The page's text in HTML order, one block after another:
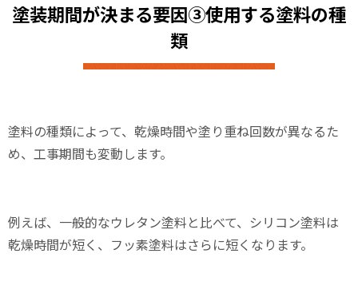
塗装期間が決まる要因③使用する塗料の種
類
塗料の種類によって、乾燥時間や塗り重ね回数が異なるた
め、工事期間も変動します。
例えば、一般的なウレタン塗料と比べて、シリコン塗料は
乾燥時間が短く、フッ素塗料はさらに短くなります。